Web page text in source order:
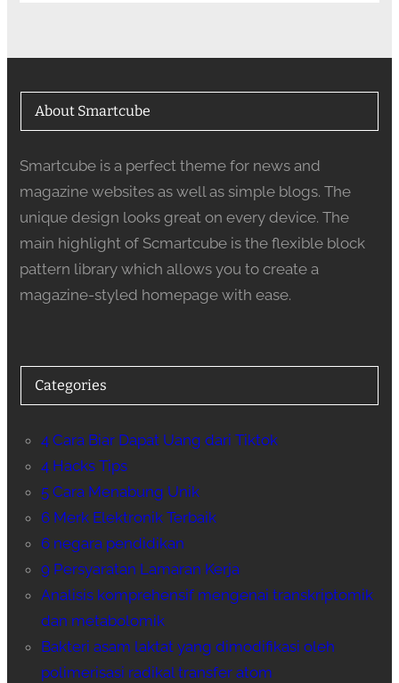
About Smartcube
Smartcube is a perfect theme for news and
magazine websites as well as simple blogs. The
unique design looks great on every device. The
main highlight of Scmartcube is the flexible block
pattern library which allows you to create a
magazine-styled homepage with ease.
Categories
4 Cara Biar Dapat Uang dari Tiktok
4 Hacks Tips
5 Cara Menabung Unik
6 Merk Elektronik Terbaik
6 negara pendidikan
9 Persyaratan Lamaran Kerja
Analisis komprehensif mengenai transkriptomik
dan metabolomik
Bakteri asam laktat yang dimodifikasi oleh
polimerisasi radikal transfer atom